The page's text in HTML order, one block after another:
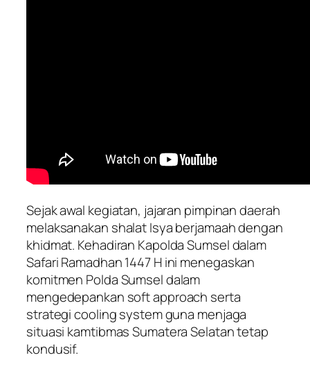
Sejak awal kegiatan, jajaran pimpinan daerah
melaksanakan shalat Isya berjamaah dengan
khidmat. Kehadiran Kapolda Sumsel dalam
Safari Ramadhan 1447 H ini menegaskan
komitmen Polda Sumsel dalam
mengedepankan soft approach serta
strategi cooling system guna menjaga
situasi kamtibmas Sumatera Selatan tetap
kondusif.